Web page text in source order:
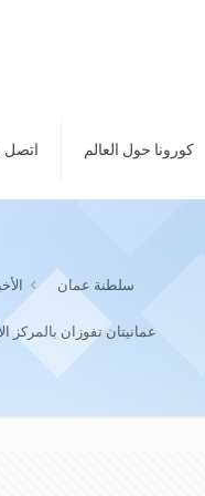
كورونا حول العالم اتصل
سلطنة عمان
عمانيتان تفوزان بالمركز